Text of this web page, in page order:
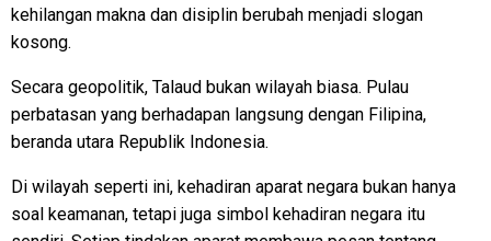
kehilangan makna dan disiplin berubah menjadi slogan
kosong.
Secara geopolitik, Talaud bukan wilayah biasa. Pulau
perbatasan yang berhadapan langsung dengan Filipina,
beranda utara Republik Indonesia.
Di wilayah seperti ini, kehadiran aparat negara bukan hanya
soal keamanan, tetapi juga simbol kehadiran negara itu